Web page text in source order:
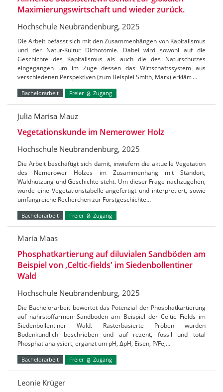
Maximierungswirtschaft und wieder zurück.
Hochschule Neubrandenburg, 2025
Die Arbeit befasst sich mit den Zusammenhängen von Kapitalismus
und der Natur-Kultur Dichotomie. Dabei wird sowohl auf die
Geschichte des Kapitalismus als auch die des Naturschutzes
eingegangen um im Zuge dessen das Wirtschaftssystem aus
verschiedenen Perspektiven (zum Beispiel Smith, Marx) erklärt.…
Bachelorarbeit Freier Zugang
Julia Marisa Mauz
Vegetationskunde im Nemerower Holz
Hochschule Neubrandenburg, 2025
Die Arbeit beschäftigt sich damit, inwiefern die aktuelle Vegetation
des Nemerower Holzes im Zusammenhang mit Standort,
Waldnutzung und Geschichte steht. Um dieser Frage nachzugehen,
wurde eine Vegetationstabelle angefertigt und interpretiert, sowie
umfangreiche Recherchen zur Forstgeschichte…
Bachelorarbeit Freier Zugang
Maria Maas
Phosphatkartierung auf diluvialen Sandböden am
Beispiel von ‚Celtic-fields' im Siedenbollentiner
Wald
Hochschule Neubrandenburg, 2025
Die Bachelorarbeit bewertet das Potenzial der Phosphatkartierung
auf nährstoffarmen Sandböden am Beispiel der Celtic Fields im
Siedenbollentiner Wald. Rasterbasierte Proben wurden
Bodenkundlich beschrieben und auf rezent, fossil und total
Phosphat analysiert, ergänzt um pH, ΔpH, Eisen, P/Fe,…
Bachelorarbeit Freier Zugang
Leonie Krüger